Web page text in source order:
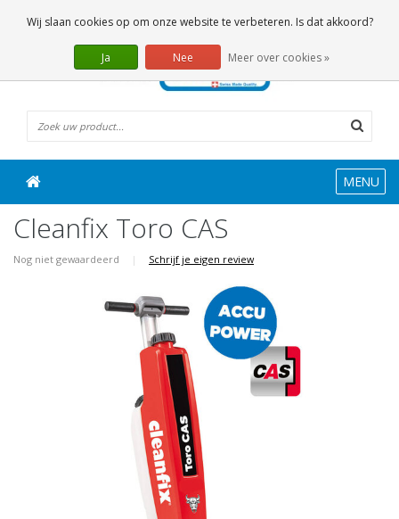
0 Artikelen
MENU
Cleanfix Toro CAS
Nog niet gewaardeerd | Schrijf je eigen review
Wij slaan cookies op om onze website te verbeteren. Is dat akkoord?
Ja Nee Meer over cookies »